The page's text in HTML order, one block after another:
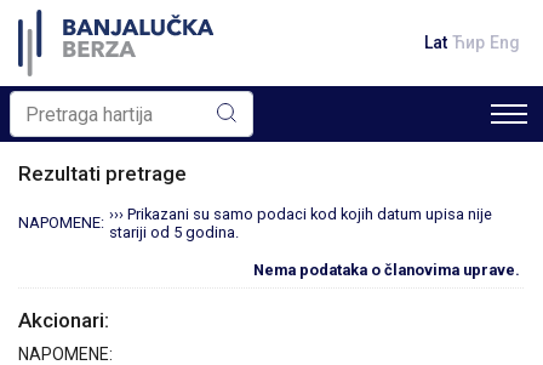
Lat Ћир Eng
Rezultati pretrage
NAPOMENE: ››› Prikazani su samo podaci kod kojih datum upisa nije
stariji od 5 godina.
Nema podataka o članovima uprave.
Akcionari:
NAPOMENE: